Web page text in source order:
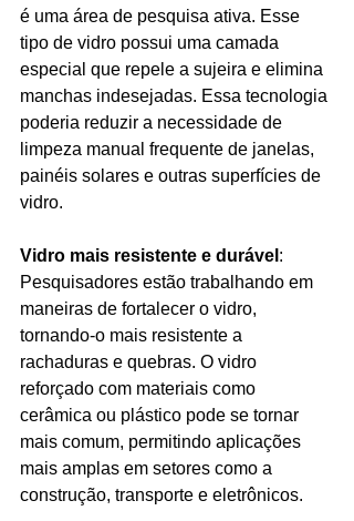
é uma área de pesquisa ativa. Esse
tipo de vidro possui uma camada
especial que repele a sujeira e elimina
manchas indesejadas. Essa tecnologia
poderia reduzir a necessidade de
limpeza manual frequente de janelas,
painéis solares e outras superfícies de
vidro.
Vidro mais resistente e durável :
Pesquisadores estão trabalhando em
maneiras de fortalecer o vidro,
tornando-o mais resistente a
rachaduras e quebras. O vidro
reforçado com materiais como
cerâmica ou plástico pode se tornar
mais comum, permitindo aplicações
mais amplas em setores como a
construção, transporte e eletrônicos.